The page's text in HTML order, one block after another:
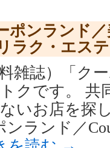
ポンランド
ラク・エス
雑誌）「ク
クです。 共
いお店を探
ランド／